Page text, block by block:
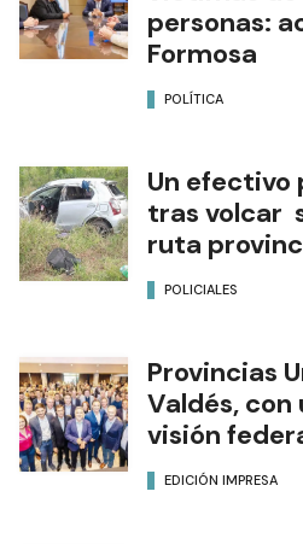
personas:
Formosa
POLÍTICA
Un efectivo
tras volcar
ruta
POLICIALES
Provincias
Valdés, con
visión
EDICIÓN IMPRESA